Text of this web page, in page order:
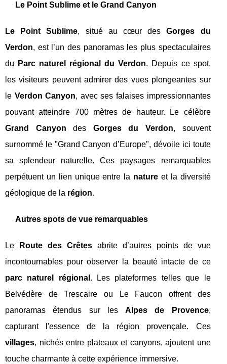
Le Point Sublime et le Grand Canyon
Le Point Sublime, situé au cœur desGorges du
Verdon, est l’un des panoramas les plus spectaculaires
du
Parc naturel régional du Verdon. Depuis ce spot,
les visiteurs peuvent admirer des vues plongeantes sur
le Verdon Canyon, avec ses falaises impressionnantes
pouvant atteindre 700 mètres de hauteur. Le célèbre
Grand Canyon des Gorges du Verdon, souvent
surnommé le "Grand Canyon d’Europe", dévoile ici toute
sa splendeur naturelle. Ces paysages remarquables
perpétuent un lien unique entre la nature et la diversité
géologique de la région.
Autres spots de vue remarquables
Le Route des Crêtesabrite d’autres points de vue
incontournables pour observer la beauté intacte de ce
parc naturel régional . Les plateformes telles que le
Belvédère de Trescaire ou Le Faucon offrent des
panoramas étendus sur lesAlpes de Provence,
capturant l'essence de la région provençale. Ces
villages, nichés entre plateaux et canyons, ajoutent une
touche charmante à cette expérience immersive.